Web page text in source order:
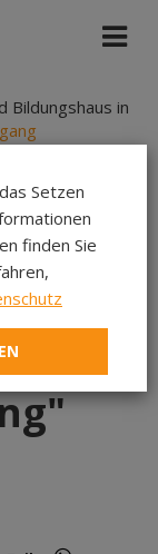
Bildungshaus in
Setzen
finden Sie